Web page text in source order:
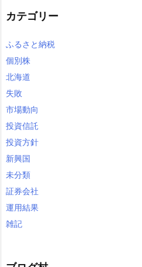
カテゴリー
ふるさと納税
個別株
北海道
失敗
市場動向
投資信託
投資方針
新興国
未分類
証券会社
運用結果
雑記